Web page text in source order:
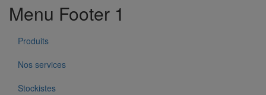
Menu Footer 1
Produits
Nos services
Stockistes